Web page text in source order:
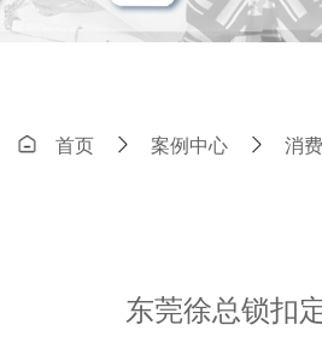
首页 案例中心 消
东莞徐总锁扣